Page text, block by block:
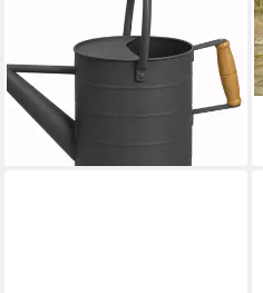
Blechkanne Metallkanne
Kanne Dekokanne Anthrazit
3,5 Liter
21,99 €
-27%
lieferbar - in 3-4 Werktagen bei dir